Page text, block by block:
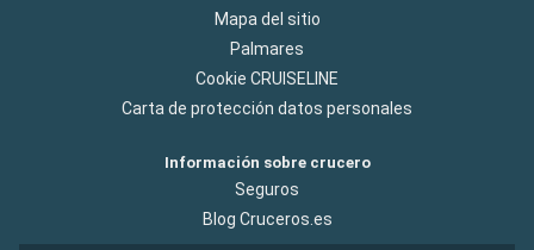
Mapa del sitio
Palmares
Cookie CRUISELINE
Carta de protección datos personales
Información sobre crucero
Seguros
Blog Cruceros.es